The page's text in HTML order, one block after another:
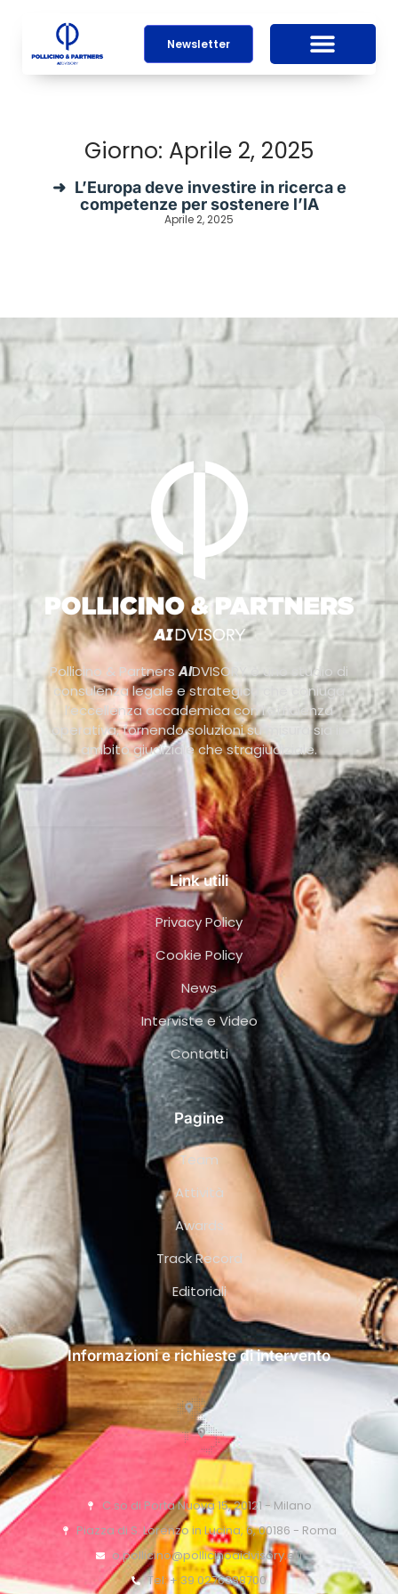
Newsletter
Giorno: Aprile 2, 2025
L’Europa deve investire in ricerca e
competenze per sostenere l’IA
Aprile 2, 2025
Pollicino & PartnersAIDVISORY è uno studio di
consulenza legale e strategica che coniuga
l’eccellenza accademica con l’efficienza
operativa, fornendo soluzioni su misura sia in
ambito giudiziale che stragiudiziale.
Link utili
Privacy Policy
Cookie Policy
News
Interviste e Video
Contatti
Pagine
Team
Attività
Awards
Track Record
Editoriali
Informazioni e richieste di intervento
C.so di Porta Nuova 15, 20121 - Milano
Piazza di S. Lorenzo in Lucina, 6, 00186 - Roma
o.pollicino@pollicinoaidvisory.eu
Tel: + 39 0276388700